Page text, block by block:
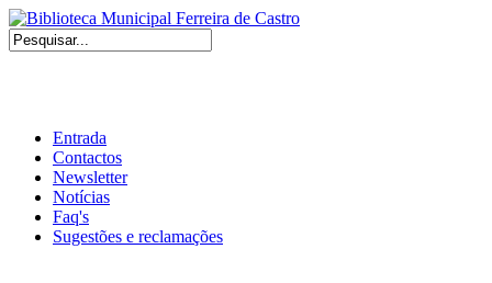
Entrada
Contactos
Newsletter
Notícias
Faq's
Sugestões e reclamações